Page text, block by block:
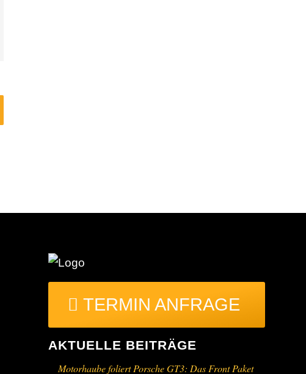
TERMIN ANFRAGE
AKTUELLE BEITRÄGE
Motorhaube foliert Porsche GT3: Das Front Paket